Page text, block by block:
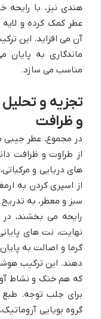
هندی نیز، با رایحه
عطر کمک کرده و
آن می افزاید. این
ماندگاری به
مناسب می سازد.
تجزیه و
و ظرافت
از طراوت و ظرافت
های دریایی و
از اسپری کردن به
سبز و معطر، به
رایحه می بخشند،
نهایت، نت های
گرما و اصالت به
که هم خنک و نشاط
برای جلب توجه.
گروه بویایی